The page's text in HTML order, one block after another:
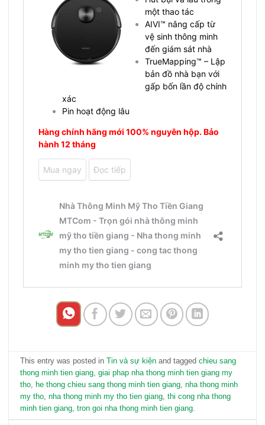
This entry was posted inTin và sự kiện and taggedchieu sang
thong minh tien giang ,giai phap nha thong minh tien giang my
tho
he thong chieu sang thong minh tien giang ,nha thong minh
my tho ,nha thong minh my tho tien giang ,thi cong nha thong
minh tien giang ,tron goi nha thong minh tien giang